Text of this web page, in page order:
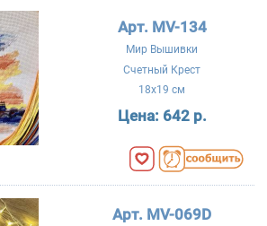
Арт. MV-134
Мир Вышивки
Счетный Крест
18x19 см
Цена: 642 р.
Арт. MV-069D